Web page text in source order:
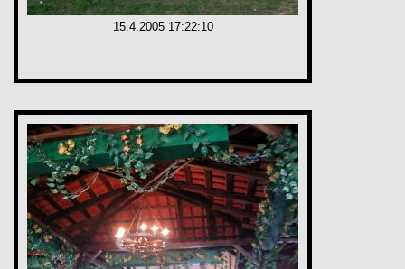
15.4.2005 17:22:10